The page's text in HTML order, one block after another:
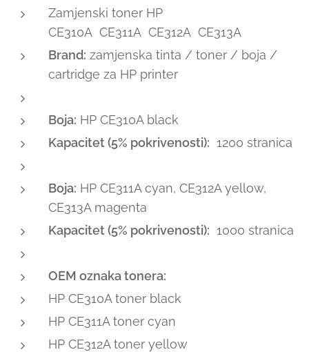
Zamjenski toner HP
CE310A CE311A CE312A CE313A
Brand: zamjenska tinta / toner / boja /
cartridge za HP printer
Boja: HP CE310A black
Kapacitet (5% pokrivenosti): 1200 stranica
Boja: HP CE311A cyan, CE312A yellow,
CE313A magenta
Kapacitet (5% pokrivenosti): 1000 stranica
OEM oznaka tonera:
HP CE310A toner black
HP CE311A toner cyan
HP CE312A toner yellow